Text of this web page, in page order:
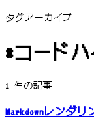
タグアーカイブ
#コード
1 件の記事
Markdownレンダリ